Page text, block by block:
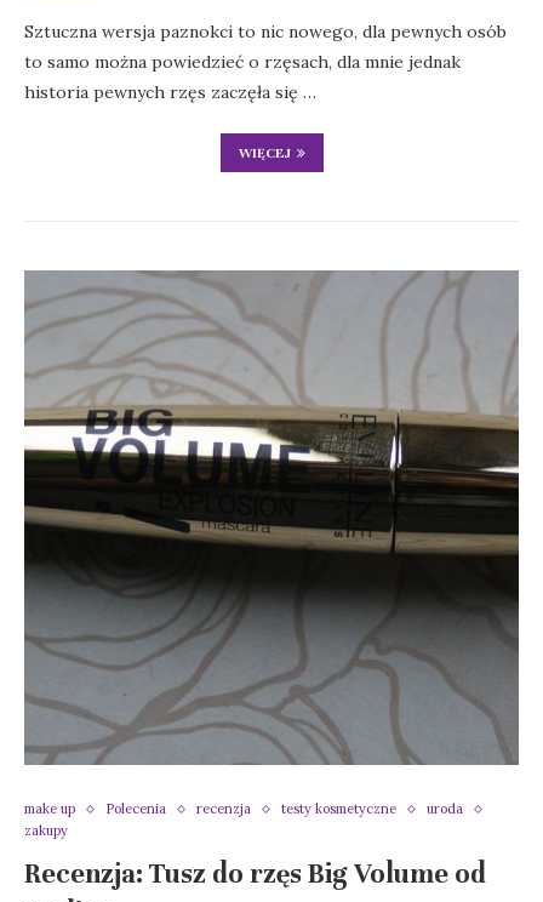
Sztuczna wersja paznokci to nic nowego, dla pewnych osób
to samo można powiedzieć o rzęsach, dla mnie jednak
historia pewnych rzęs zaczęła się …
WIĘCEJ
make up Polecenia recenzja testy kosmetyczne
uroda
zakupy
Recenzja: Tusz do rzęs Big Volume od